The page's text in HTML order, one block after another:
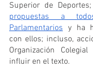
propuestas a
Parlamentarios y ha
con ellos; incluso,
Organización
influir en el texto.